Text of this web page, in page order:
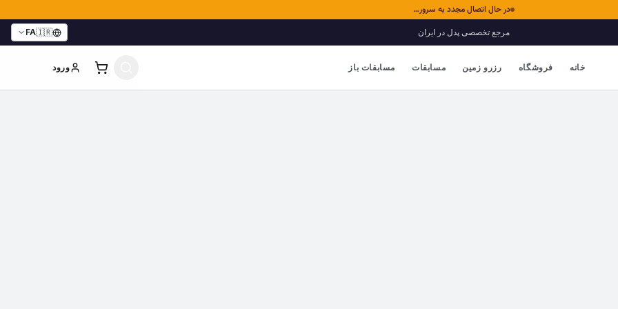
در حال اتصال مجدد به سرور…
مرجع تخصصی پدل در ایران 🇮🇷
FA
خانه فروشگاه رزرو زمین مسابقات مسابقات باز ورود